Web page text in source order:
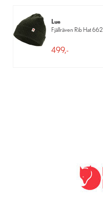
Lue
Fjällräven Rib Hat 662
499,-